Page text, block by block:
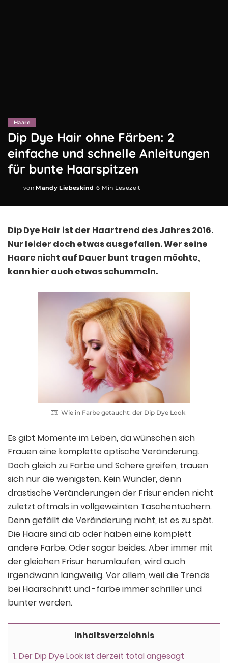
Haare
Dip Dye Hair ohne Färben: 2
einfache und schnelle Anleitungen
für bunte Haarspitzen
Posted
von Mandy Liebeskind 6 Min Lesezeit
Dip Dye Hair ist der Haartrend des Jahres 2016.
Nur leider doch etwas ausgefallen. Wer seine
Haare nicht auf Dauer bunt tragen möchte,
kann hier auch etwas schummeln.
Wie in Farbe getaucht: der Dip Dye Look
Es gibt Momente im Leben, da wünschen sich
Frauen eine komplette optische Veränderung.
Doch gleich zu Farbe und Schere greifen, trauen
sich nur die wenigsten. Kein Wunder, denn
drastische Veränderungen der Frisur enden nicht
zuletzt oftmals in vollgeweinten Taschentüchern.
Denn gefällt die Veränderung nicht, ist es zu spät.
Die Haare sind ab oder haben eine komplett
andere Farbe. Oder sogar beides. Aber immer mit
der gleichen Frisur herumlaufen, wird auch
irgendwann langweilig. Vor allem, weil die Trends
bei Haarschnitt und -farbe immer schriller und
bunter werden.
Inhaltsverzeichnis
1. Der Dip Dye Look ist derzeit total angesagt